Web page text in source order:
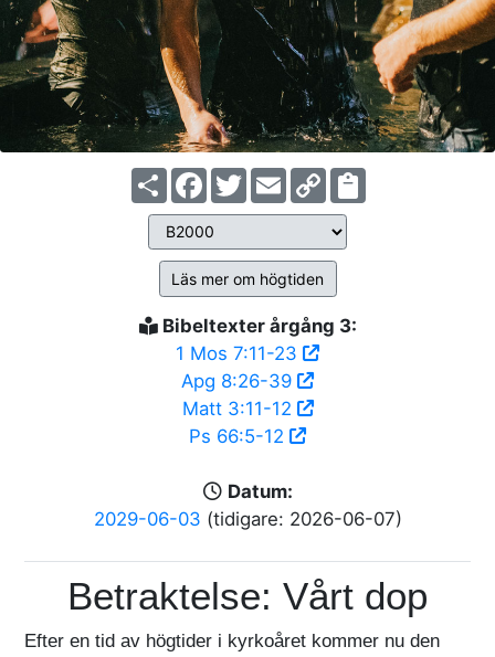
ShareFacebook
TwitterEmailCopy
Link
Läs mer om högtiden
Bibeltexter årgång 3:
1 Mos 7:11-23
Apg 8:26-39
Matt 3:11-12
Ps 66:5-12
Datum:
2029-06-03 (tidigare: 2026-06-07)
Betraktelse: Vårt dop
Efter en tid av högtider i kyrkoåret kommer nu den